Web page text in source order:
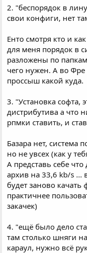
2. "беспорядок в
свои конфиги, нет
Енто смотря кто и
для меня порядок в
разложены по
чего нужен. А во Фре
проссыш какой куда.
3. "Установка софта,
дистрибутива а что
рпмки ставить, и
Базара нет, система
но не увсех (как у
А представь себе
архив на 33,6 kb/s ...
будет заново
практичнее
закачек)
4. "ещё было дело
там столько шняги
караул, нужно всё